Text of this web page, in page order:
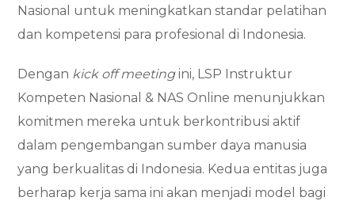
Nasional untuk meningkatkan standar pelatihan
dan kompetensi para profesional di Indonesia.
Dengan kick off meetingini, LSP Instruktur
Kompeten Nasional & NAS Online menunjukkan
komitmen mereka untuk berkontribusi aktif
dalam pengembangan sumber daya manusia
yang berkualitas di Indonesia. Kedua entitas juga
berharap kerja sama ini akan menjadi model bagi